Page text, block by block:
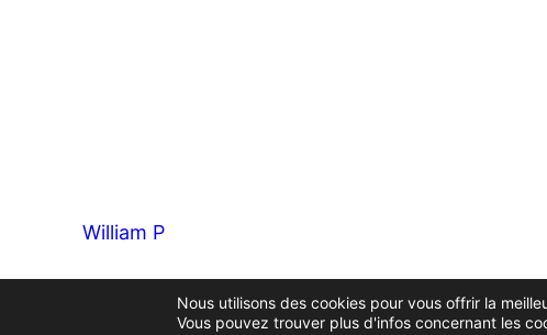
William P
Nous utilisons des cookies pour vous offrir la
Vous pouvez trouver plus d'infos concernant les